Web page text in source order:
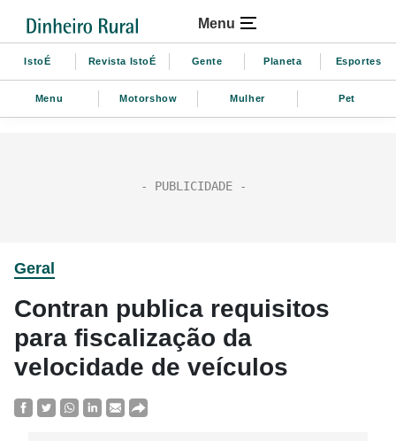
Menu
IstoÉ Revista IstoÉ Gente Planeta Esportes
Menu Motorshow Mulher Pet
Geral
Contran publica requisitos
para fiscalização da
velocidade de veículos